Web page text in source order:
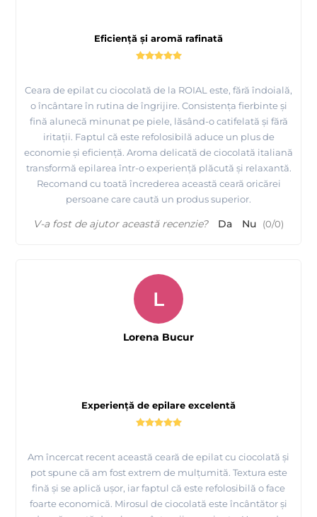
Eficiență și aromă rafinată
Ceara de epilat cu ciocolată de la ROIAL este, fără îndoială,
o încântare în rutina de îngrijire. Consistența fierbinte și
fină alunecă minunat pe piele, lăsând-o catifelată și fără
iritații. Faptul că este refolosibilă aduce un plus de
economie și eficiență. Aroma delicată de ciocolată italiană
transformă epilarea într-o experiență plăcută și relaxantă.
Recomand cu toată încrederea această ceară oricărei
persoane care caută un produs superior.
V-a fost de ajutor această recenzie? Da Nu (0/0)
Experiență de epilare excelentă
Am încercat recent această ceară de epilat cu ciocolată și
pot spune că am fost extrem de mulțumită. Textura este
fină și se aplică ușor, iar faptul că este refolosibilă o face
foarte economică. Mirosul de ciocolată este încântător și
L
Lorena Bucur